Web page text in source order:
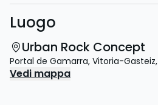
Luogo
Urban Rock Concept
Portal de Gamarra, Vitoria-Gasteiz,
Vedi mappa